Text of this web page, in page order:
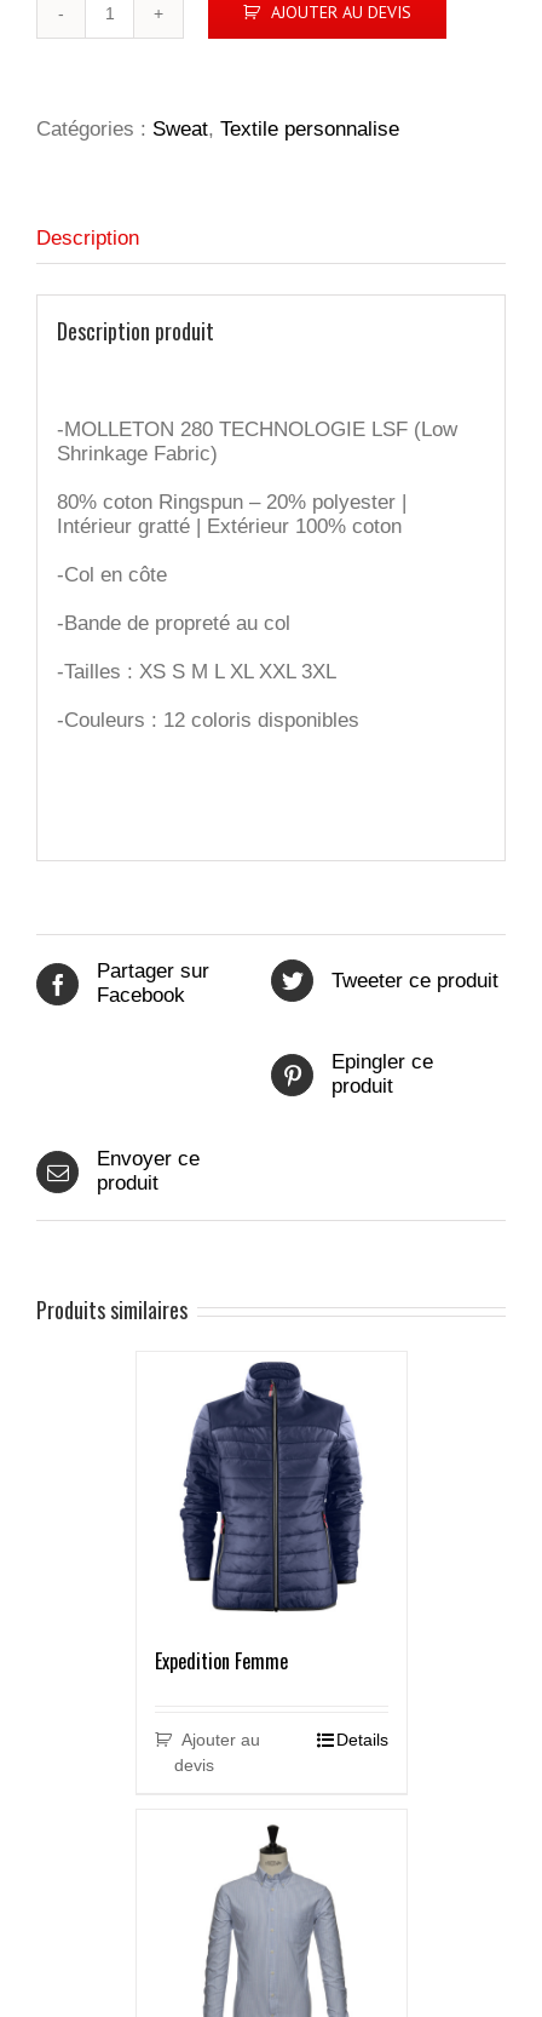
AJOUTER AU DEVIS
Catégories : Sweat, Textile personnalise
Description
Description produit
-MOLLETON 280 TECHNOLOGIE LSF (Low
Shrinkage Fabric)
80% coton Ringspun – 20% polyester |
Intérieur gratté | Extérieur 100% coton
-Col en côte
-Bande de propreté au col
-Tailles : XS S M L XL XXL 3XL
-Couleurs : 12 coloris disponibles
Partager sur
Facebook
Tweeter ce produit
Epingler ce
produit
Envoyer ce
produit
Produits similaires
Expedition Femme
Ajouter au
devis
Details